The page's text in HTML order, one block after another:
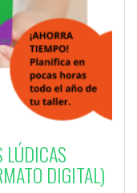
LÚDICAS
DIGITAL)